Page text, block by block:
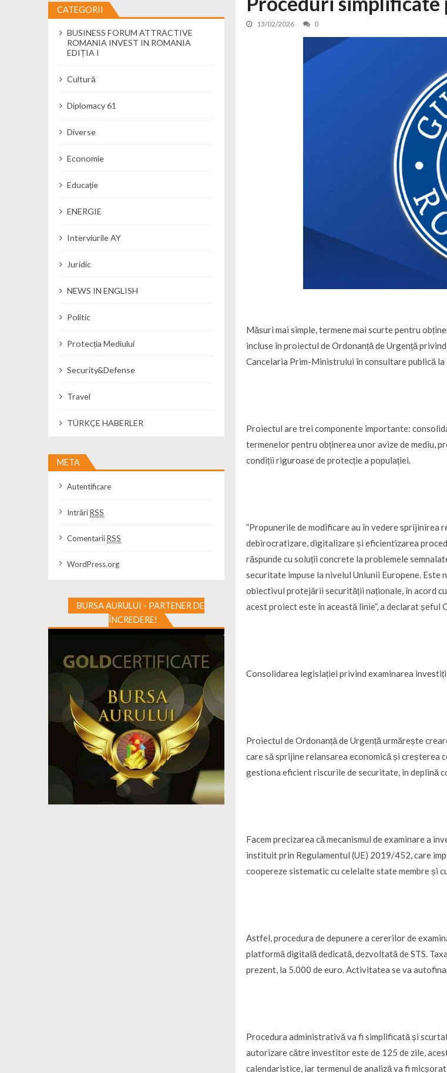
Încă o creșă modernă pentru Alba: 40 de locuri noi la Zlatna prin Programul... 15/07/
Ministerul Mediului derulează dezbaterea publică pentru proiectul de lege care...
Percheziții și flagrant în Neamț: canabis descoperit într-un colet și ascu...
04/08/
04/
13/02/2026 0
Măsuri mai simple, termene mai scurte pentru
incluse în proiectul de Ordonanță de Urgență
Cancelaria Prim-Ministrului în consultare publică
Proiectul are trei componente importante:
termenelor pentru obținerea unor avize de mediu,
condiții riguroase de protecție a populației.
”Propunerile de modificare au în vedere
debirocratizare, digitalizare și eficientizarea
răspunde cu soluții concrete la problemele
securitate impuse la nivelul Uniunii Europene.
obiectivul protejării securității naționale, în acord
acest proiect este în această linie”, a declarat
Consolidarea legislației privind examinarea
Proiectul de Ordonanță de Urgență urmărește
care să sprijine relansarea economică și
gestiona eficient riscurile de securitate, în deplină
Facem precizarea că mecanismul de examinare a
instituit prin Regulamentul (UE) 2019/452, care
coopereze sistematic cu celelalte state membre și
Astfel, procedura de depunere a cererilor de
platformă digitală dedicată, dezvoltată de STS.
prezent, la 5.000 de euro. Activitatea se va
Procedura administrativă va fi simplificată și
autorizare către investitor este de 125 de zile,
calendaristice, iar termenul de analiză va fi
CATEGORII
BUSINESS FORUM ATTRACTIVE
ROMANIA INVEST IN ROMANIA
EDIȚIA I
Cultură
Diplomacy 61
Diverse
Economie
Educație
ENERGIE
Interviurile AY
Juridic
NEWS IN ENGLISH
Politic
Protecția Mediului
Security&Defense
Travel
TÜRKÇE HABERLER
META
Autentificare
IntrăriRSS
ComentariiRSS
WordPress.org
BURSA AURULUI - PARTENER DE
ÎNCREDERE!